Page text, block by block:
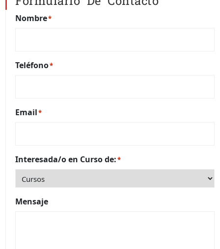
Nombre*
Teléfono*
Email*
Interesada/o en Curso de:*
Mensaje